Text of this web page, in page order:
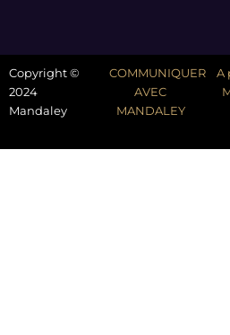
Copyright ©
2024
Mandaley
COMMUNIQUER
AVEC
MANDALEY
A